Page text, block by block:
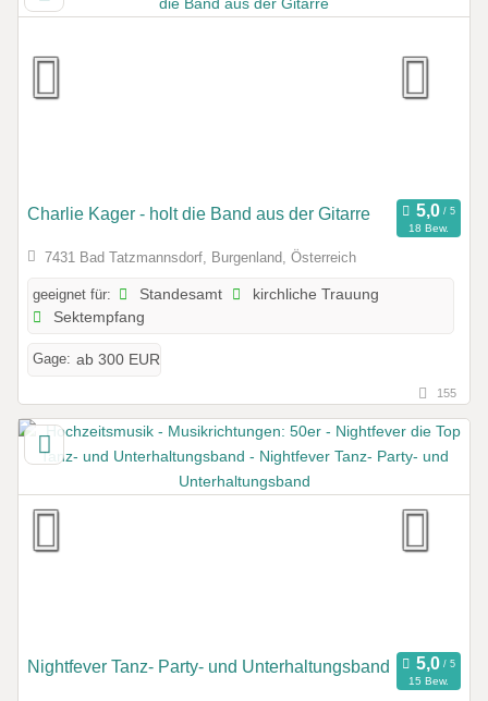
Charlie Kager - holt die Band aus der Gitarre
18 Bew.
7431 Bad Tatzmannsdorf, Burgenland, Österreich
geeignet für: Standesamt
kirchliche Trauung
Sektempfang
Gage: ab 300 EUR
155
Nightfever Tanz- Party- und Unterhaltungsband
15 Bew.